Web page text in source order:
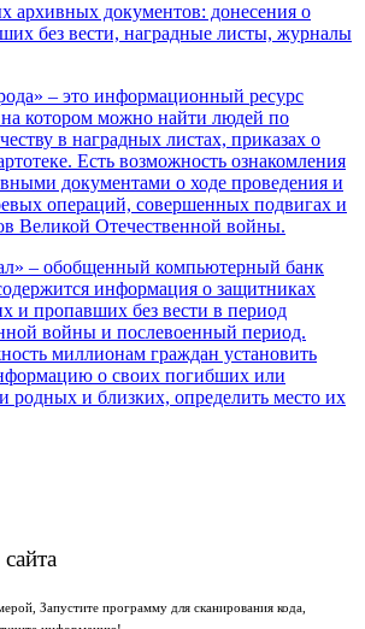
Запустите программу для сканирования кода,